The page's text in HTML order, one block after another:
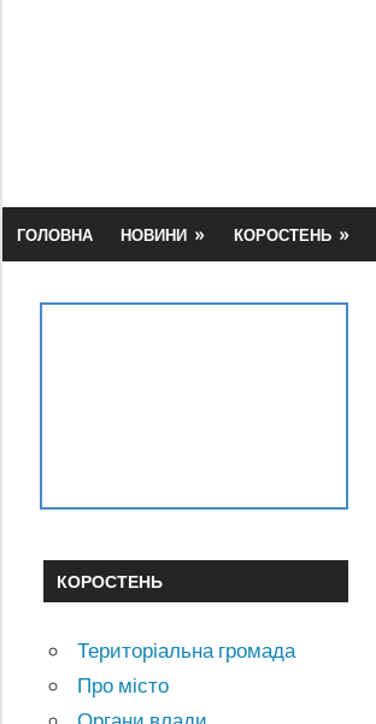
ГОЛОВНА НОВИНИ КОРОСТЕНЬ
КОРОСТЕНЬ
Територіальна громада
Про місто